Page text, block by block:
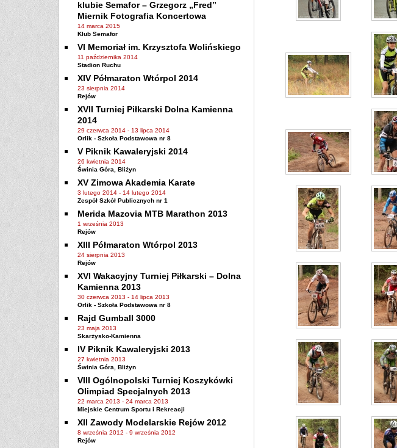
klubie Semafor – Grzegorz „Fred”
Miernik Fotografia Koncertowa
14 marca 2015
Klub Semafor
VI Memoriał im. Krzysztofa Wolińskiego
11 października 2014
Stadion Ruchu
XIV Półmaraton Wtórpol 2014
23 sierpnia 2014
Rejów
XVII Turniej Piłkarski Dolna Kamienna
2014
29 czerwca 2014 - 13 lipca 2014
Orlik - Szkoła Podstawowa nr 8
V Piknik Kawaleryjski 2014
26 kwietnia 2014
Świnia Góra, Bliżyn
XV Zimowa Akademia Karate
3 lutego 2014 - 14 lutego 2014
Zespół Szkół Publicznych nr 1
Merida Mazovia MTB Marathon 2013
1 września 2013
Rejów
XIII Półmaraton Wtórpol 2013
24 sierpnia 2013
Rejów
XVI Wakacyjny Turniej Piłkarski – Dolna
Kamienna 2013
30 czerwca 2013 - 14 lipca 2013
Orlik - Szkoła Podstawowa nr 8
Rajd Gumball 3000
23 maja 2013
Skarżysko-Kamienna
IV Piknik Kawaleryjski 2013
27 kwietnia 2013
Świnia Góra, Bliżyn
VIII Ogólnopolski Turniej Koszykówki
Olimpiad Specjalnych 2013
22 marca 2013 - 24 marca 2013
Miejskie Centrum Sportu i Rekreacji
XII Zawody Modelarskie Rejów 2012
8 września 2012 - 9 września 2012
Rejów